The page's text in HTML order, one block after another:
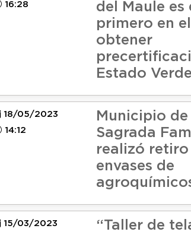
16:28
del Maule es
primero en
obtener
Estado Verde
18/05/2023
14:12
Municipio de
Sagrada
realizó retiro
envases de
15/03/2023
“Taller de